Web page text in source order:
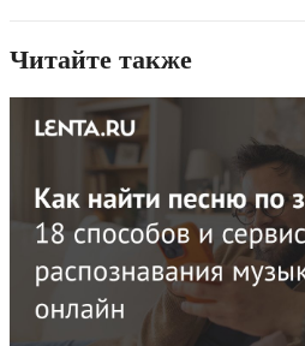
Читайте также